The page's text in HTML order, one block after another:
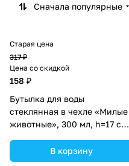
Сначала популярные
Старая цена
317 ₽
Цена со скидкой
158 ₽
Бутылка для воды
стеклянная в чехле «Милые
животные», 300 мл, h=17 см,
В корзину